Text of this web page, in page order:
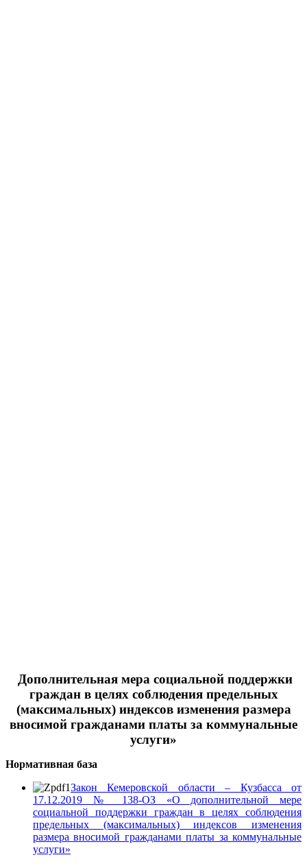
Дополнительная мера социальной поддержки
граждан в целях соблюдения предельных
(максимальных) индексов изменения размера
вносимой гражданами платы за коммунальные
услуги»
Нормативная база
Закон Кемеровской области – Кузбасса от
17.12.2019 № 138-ОЗ «О дополнительной мере
социальной поддержки граждан в целях соблюдения
предельных (максимальных) индексов изменения
размера вносимой гражданами платы за коммунальные
услуги»